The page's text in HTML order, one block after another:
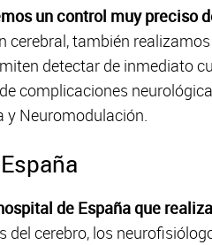
un control muy preciso
también
detectar de inmediato
complicaciones
Neuromodulación.
de España que
del cerebro, los